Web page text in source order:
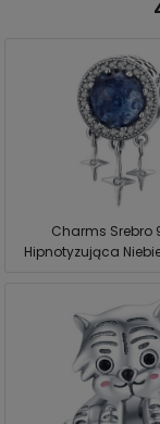
Charms Srebro
Hipnotyzująca